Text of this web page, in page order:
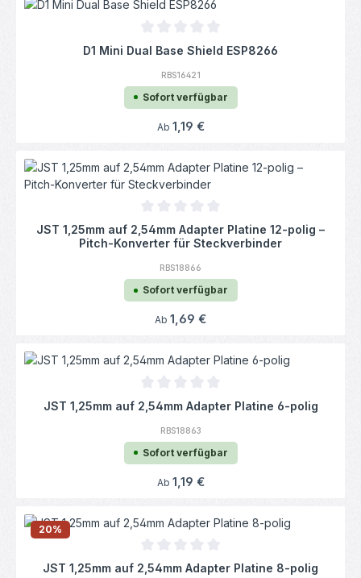
Durchschnittliche Bewertung von 0 von
D1 Mini Dual Base Shield ESP8266
RBS16421
Sofort verfügbar
Regulärer Preis:
Ab 1,19 €
Durchschnittliche Bewertung von 0 von
JST 1,25mm auf 2,54mm Adapter Platine 12-polig –
Pitch-Konverter für Steckverbinder
RBS18866
Sofort verfügbar
Regulärer Preis:
Ab 1,69 €
Durchschnittliche Bewertung von 0 von
JST 1,25mm auf 2,54mm Adapter Platine 6-polig
RBS18863
Sofort verfügbar
Regulärer Preis:
Ab 1,19 €
20%
Durchschnittliche Bewertung von 0 von
JST 1,25mm auf 2,54mm Adapter Platine 8-polig